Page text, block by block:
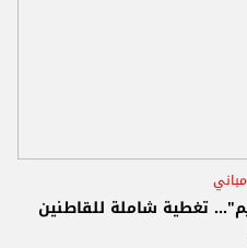
تغطية شاملة للقاطنين